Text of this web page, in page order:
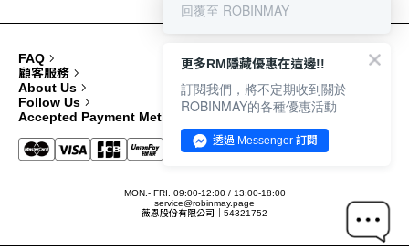
FAQ
顧客服務
About Us
Follow Us
Accepted Payment Methods
MON.- FRI. 09:00-12:00 / 13:00-18:00
service@robinmay.page
薇恩股份有限公司｜54321752
回覆至 ROBINMAY
更多RM隱藏優惠在這邊!!
訂閱我們，將不定期收到關於
ROBINMAY的各種優惠活動
透過 Messenger 訂閱